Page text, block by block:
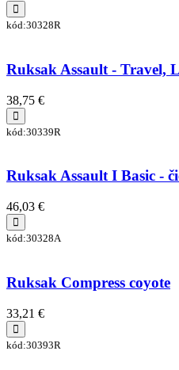
kód:30328R
Ruksak Assault - Travel,
38,75 €
kód:30339R
Ruksak Assault I Basic -
46,03 €
kód:30328A
Ruksak Compress coyote
33,21 €
kód:30393R